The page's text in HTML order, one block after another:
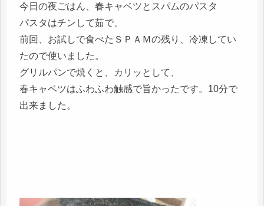
今日の夜ごはん、春キャベツとスパムのパスタ
パスタはチンして茹で、
前回、お試しで食べたＳＰＡＭの残り、冷凍してい
たので使いました。
グリルパンで焼くと、カリッとして、
春キャベツはふわふわ触感で旨かったです。10分で
出来ました。